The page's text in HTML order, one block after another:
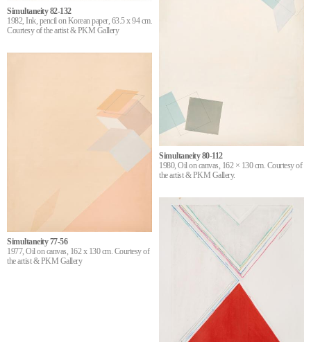
Simultaneity 82-132
1982, Ink, pencil on Korean paper, 63.5 x 94 cm.
Courtesy of the artist & PKM Gallery
Simultaneity 80-112
1980, Oil on canvas, 162 × 130 cm. Courtesy of
the artist & PKM Gallery.
Simultaneity 77-56
1977, Oil on canvas, 162 x 130 cm. Courtesy of
the artist & PKM Gallery